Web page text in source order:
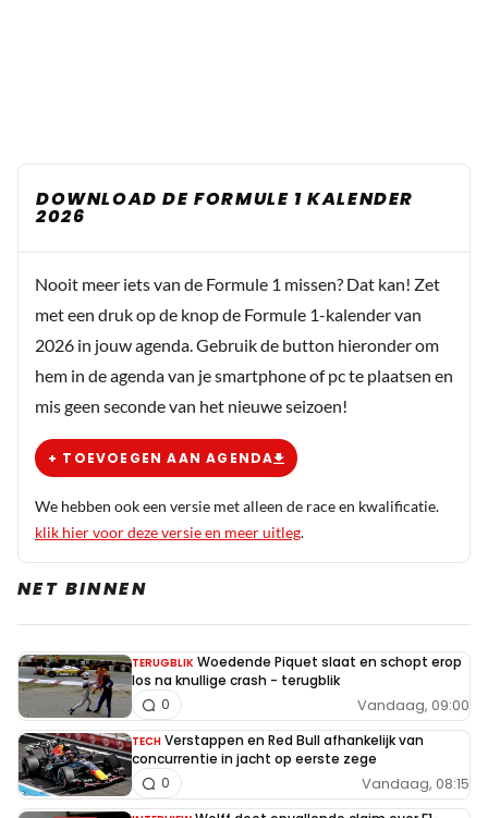
DOWNLOAD DE FORMULE 1 KALENDER
2026
Nooit meer iets van de Formule 1 missen? Dat kan! Zet
met een druk op de knop de Formule 1-kalender van
2026 in jouw agenda. Gebruik de button hieronder om
hem in de agenda van je smartphone of pc te plaatsen en
mis geen seconde van het nieuwe seizoen!
+ TOEVOEGEN AAN AGENDA
We hebben ook een versie met alleen de race en kwalificatie.
klik hier voor deze versie en meer uitleg.
NET BINNEN
TERUGBLIK Woedende Piquet slaat en schopt erop
los na knullige crash - terugblik
Vandaag, 09:00
0
TECH Verstappen en Red Bull afhankelijk van
concurrentie in jacht op eerste zege
Vandaag, 08:15
0